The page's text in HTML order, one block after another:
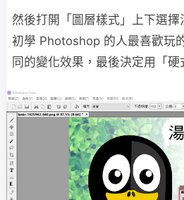
然後打開「圖層樣式」上下選
初學 Photoshop 的人最喜歡玩
同的變化效果，最後決定用「硬